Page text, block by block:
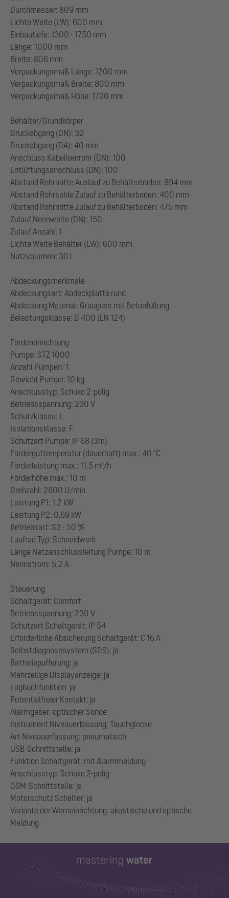
Durchmesser: 809 mm
Lichte Weite (LW): 600 mm
Einbautiefe: 1300 - 1750 mm
Länge: 1000 mm
Breite: 806 mm
Verpackungsmaß Länge: 1200 mm
Verpackungsmaß Breite: 800 mm
Verpackungsmaß Höhe: 1720 mm
Behälter/Grundkörper
Druckabgang (DN): 32
Druckabgang (DA): 40 mm
Anschluss Kabelleerrohr (DN): 100
Entlüftungsanschluss (DN): 100
Abstand Rohrmitte Auslauf zu Behälterboden: 894 mm
Abstand Rohrsohle Zulauf zu Behälterboden: 400 mm
Abstand Rohrmitte Zulauf zu Behälterboden: 475 mm
Zulauf Nennweite (DN): 150
Zulauf Anzahl: 1
Lichte Weite Behälter (LW): 600 mm
Nutzvolumen: 30 l
Abdeckungsmerkmale
Abdeckungsart: Abdeckplatte rund
Abdeckung Material: Grauguss mit Betonfüllung
Belastungsklasse: D 400 (EN 124)
Fördereinrichtung
Pumpe: STZ 1000
Anzahl Pumpen: 1
Gewicht Pumpe: 10 kg
Anschlusstyp: Schuko 2-polig
Betriebsspannung: 230 V
Schutzklasse: I
Isolationsklasse: F
Schutzart Pumpe: IP 68 (3m)
Förderguttemperatur (dauerhaft) max.: 40 °C
Förderleistung max.: 11,5 m³/h
Förderhöhe max.: 10 m
Drehzahl: 2800 U/min
Leistung P1: 1,2 kW
Leistung P2: 0,69 kW
Betriebsart: S3 - 50 %
Laufrad Typ: Schneidwerk
Länge Netzanschlussleitung Pumpe: 10 m
Nennstrom: 5,2 A
Steuerung
Schaltgerät: Comfort
Betriebsspannung: 230 V
Schutzart Schaltgerät: IP 54
Erforderliche Absicherung Schaltgerät: C 16 A
Selbstdiagnosesystem (SDS): ja
Batteriepufferung: ja
Mehrzeilige Displayanzeige: ja
Logbuchfunktion: ja
Potentialfreier Kontakt: ja
Alarmgeber: optischer Sonde
Instrument Niveauerfassung: Tauchglocke
Art Niveauerfassung: pneumatisch
USB-Schnittstelle: ja
Funktion Schaltgerät: mit Alarmmeldung
Anschlusstyp: Schuko 2-polig
GSM-Schnittstelle: ja
Motorschutz Schalter: ja
Variante der Warneinrichtung: akustische und optische